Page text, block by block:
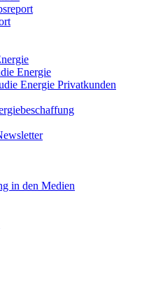
Energie
Energie Privatkunden
in den Medien